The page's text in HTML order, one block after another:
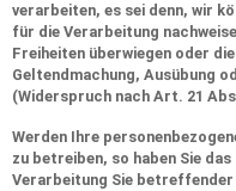
verarbeiten, es sei denn, wir
für die Verarbeitung
Freiheiten überwiegen oder
Geltendmachung, Ausübung
(Widerspruch nach Art. 21 Abs.
Werden Ihre
zu betreiben, so haben Sie
Verarbeitung Sie betreffender